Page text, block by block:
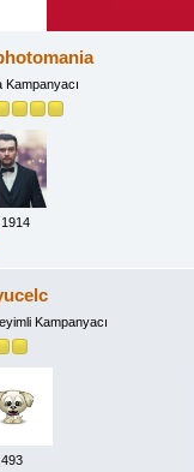
Kampanyacı
Kampanyacı